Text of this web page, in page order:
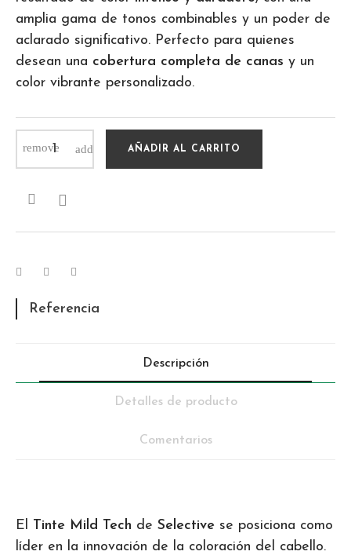
amplia gama de tonos combinables y un poder de
aclarado significativo. Perfecto para quienes
desean una cobertura completa de canas y un
color vibrante personalizado.
AÑADIR AL CARRITO

Referencia
Descripción
Detalles de producto
Comentarios
El Tinte Mild Tech de Selective se posiciona como
líder en la innovación de la coloración del cabello.